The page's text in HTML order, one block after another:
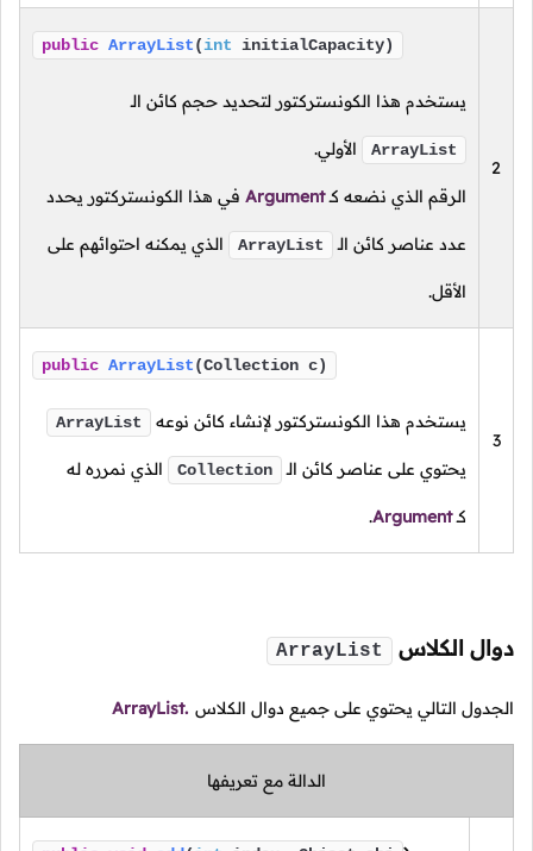
2
public ArrayList(int initialCapacity)
يستخدم هذا الكونستركتور لتحديد حجم كائن الـ
ArrayList الأولي.
الرقم الذي نضعه كـArgument في هذا الكونستركتور يحدد
عدد عناصر كائن الـ ArrayList الذي يمكنه احتوائهم على
الأقل.
3
public ArrayList(Collection c)
يستخدم هذا الكونستركتور لإنشاء كائن نوعه ArrayList
يحتوي على عناصر كائن الـ Collection الذي نمرره له
كـArgument
.
دوال الكلاس ArrayList
الجدول التالي يحتوي على جميع دوال الكلاس ArrayList.
الدالة مع تعريفها